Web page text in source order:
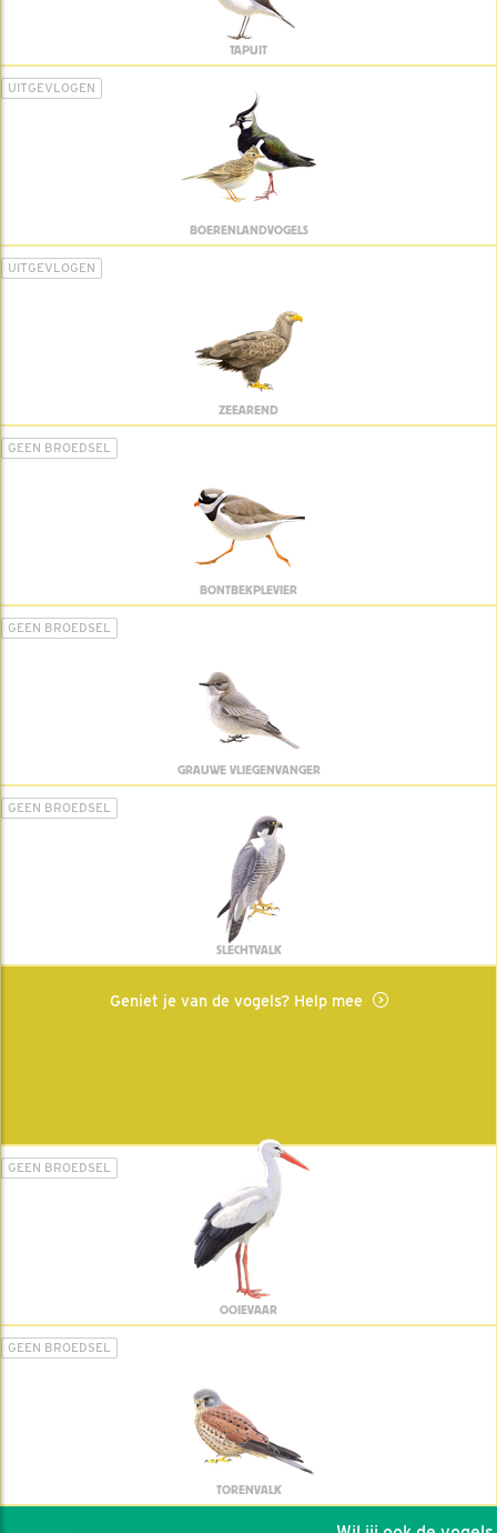
TAPUIT
UITGEVLOGEN
BOERENLANDVOGELS
UITGEVLOGEN
ZEEAREND
GEEN BROEDSEL
BONTBEKPLEVIER
GEEN BROEDSEL
GRAUWE VLIEGENVANGER
GEEN BROEDSEL
SLECHTVALK
Geniet je van de vogels? Help mee
GEEN BROEDSEL
OOIEVAAR
GEEN BROEDSEL
TORENVALK